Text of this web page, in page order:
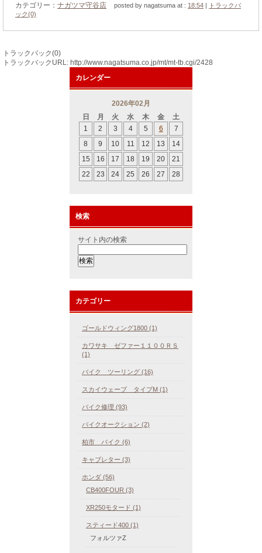
カテゴリー： ナガツマ守谷店 posted by nagatsuma at : 18:54 |
トラックバ
ック(0)
トラックバック(0)
トラックバックURL: http://www.nagatsuma.co.jp/mt/mt-tb.cgi/2428
カレンダー
2026年02月
日
月 火 水 木 金
土
1
2 3 4 5 6
7
8
9 10 11 12 13
14
15
16 17 18 19 20
21
22
23 24 25 26 27 28
検索
サイト内の検索
カテゴリー
ゴールドウィング1800 (1)
カワサキ ゼファー１１００ＲＳ
(1)
バイク ツーリング (16)
スカイウェーブ タイプM (1)
バイク修理 (93)
バイクオークション (2)
柏市 バイク (6)
キャブレター (3)
ホンダ (56)
CB400FOUR (3)
XR250モタード (1)
スティード400 (1)
フォルツァZ